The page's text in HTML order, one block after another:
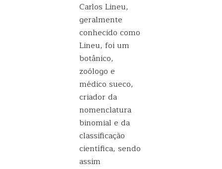
Carlos Lineu,
geralmente
conhecido como
Lineu, foi um
botânico,
zoólogo e
médico sueco,
criador da
nomenclatura
binomial e da
classificação
científica, sendo
assim